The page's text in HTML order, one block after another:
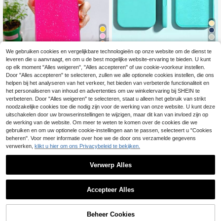
5
Bespaar 0.03€
1 stuk hoogwaardig roze jelly glitter
telefoonhoesje, TPU soft shell, valb
estendig, zweetbestendig, vingeraf
drukbestendig, slijtvast, kleurecht,
compatibel met iPhone 17Pro Max/1
7Pro/17/16plus/16Pro Max/16/16Pr
o/15Pro Max/15Pro/15/14Pro Max/1
4Pro/14/13Pro Max/13Pro/13/12Pro
Max/12Pro/12/11
(1000+)
4 .64€ 4.67€
Nieuwe luxe schokbestendige zach
te beige vriendelijke telefoonhoes,
compatibel met iPhone 17 16 15 Pro
14 Plus 13 12 11 17 Pro Max Air XR
XS Max X/XS 7/8 Plus 7/8, anti-val
gladde beschermhoes, duurzaam o
ntwerp, huidvriendelijk materiaal
#2 Bestseller in Appel Basis telefoonhoesjes
5 .51€
Minimalistische effen neonroze tran
sparante acryl telefoonhoes, compa
tibel met iPhone 17 Pro Max/17 Pro/
3.94€
SHOP NU
We gebruiken cookies en vergelijkbare technologieën op onze website om de dienst te
leveren die u aanvraagt, en om u de best mogelijke website-ervaring te bieden. U kunt
op elk moment "Alles weigeren", "Alles accepteren" of uw cookie-voorkeur instellen.
Door "Alles accepteren" te selecteren, zullen we alle optionele cookies instellen, die ons
helpen bij het analyseren van het verkeer, het bieden van verbeterde functionaliteit en
het personaliseren van inhoud en advertenties om uw winkelervaring bij SHEIN te
verbeteren. Door "Alles weigeren" te selecteren, staat u alleen het gebruik van strikt
noodzakelijke cookies toe die nodig zijn voor de werking van onze website. U kunt deze
uitschakelen door uw browserinstellingen te wijzigen, maar dit kan van invloed zijn op
de werking van de website. Om meer te weten te komen over de cookies die we
gebruiken en om uw optionele cookie-instellingen aan te passen, selecteert u "Cookies
beheren". Voor meer informatie over hoe we de door ons verzamelde gegevens
verwerken, klikt u hier om ons Privacybeleid te bekijken.
Verwerp Alles
Accepteer Alles
Beheer Cookies